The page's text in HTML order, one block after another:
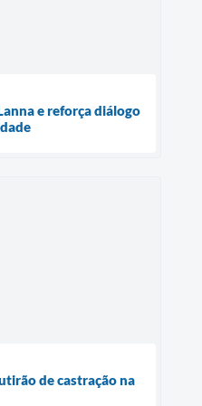
e reforça diálogo
de castração na